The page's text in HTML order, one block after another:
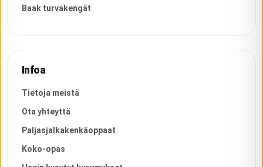
Baak turvakengät
Infoa
Tietoja meistä
Ota yhteyttä
Paljasjalkakenkäoppaat
Koko-opas